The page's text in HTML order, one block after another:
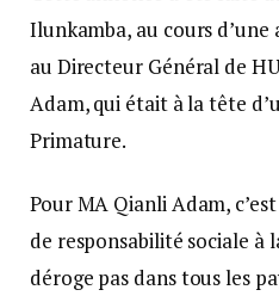
Ilunkamba, au cours d’une
au Directeur Général de
Adam, qui était à la tête
Primature.
Pour MA Qianli Adam,
de responsabilité sociale à
déroge pas dans tous les